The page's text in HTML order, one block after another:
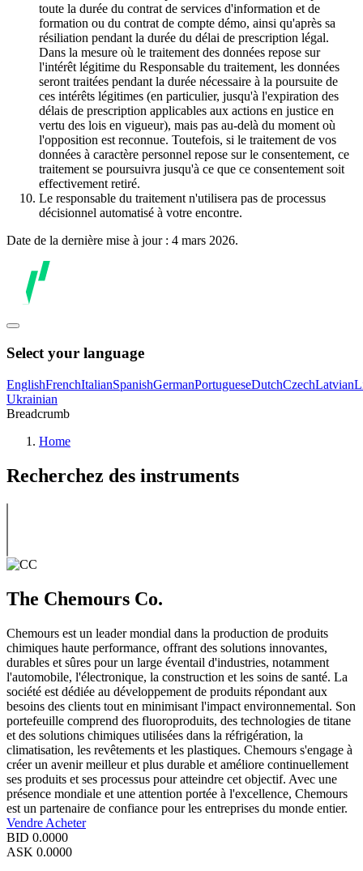
toute la durée du contrat de services d'information et de
formation ou du contrat de compte démo, ainsi qu'après sa
résiliation pendant la durée du délai de prescription légal.
Dans la mesure où le traitement des données repose sur
l'intérêt légitime du Responsable du traitement, les données
seront traitées pendant la durée nécessaire à la poursuite de
ces intérêts légitimes (en particulier, jusqu'à l'expiration des
délais de prescription applicables aux actions en justice en
vertu des lois en vigueur), mais pas au-delà du moment où
l'opposition est reconnue. Toutefois, si le traitement de vos
données à caractère personnel repose sur le consentement, ce
traitement se poursuivra jusqu'à ce que ce consentement soit
effectivement retiré.
Le responsable du traitement n'utilisera pas de processus
décisionnel automatisé à votre encontre.
Date de la dernière mise à jour : 4 mars 2026.
Select your language
EnglishFrenchItalianSpanishGermanPortugueseDutchCzechLatvian
Ukrainian
Breadcrumb
Home
Recherchez des instruments
The Chemours Co.
Chemours est un leader mondial dans la production de produits
chimiques haute performance, offrant des solutions innovantes,
durables et sûres pour un large éventail d'industries, notamment
l'automobile, l'électronique, la construction et les soins de santé. La
société est dédiée au développement de produits répondant aux
besoins des clients tout en minimisant l'impact environnemental. Son
portefeuille comprend des fluoroproduits, des technologies de titane
et des solutions chimiques utilisées dans la réfrigération, la
climatisation, les revêtements et les plastiques. Chemours s'engage à
créer un avenir meilleur et plus durable et améliore continuellement
ses produits et ses processus pour atteindre cet objectif. Avec une
présence mondiale et une attention portée à l'excellence, Chemours
est un partenaire de confiance pour les entreprises du monde entier.
Vendre Acheter
BID 0.0000
ASK 0.0000